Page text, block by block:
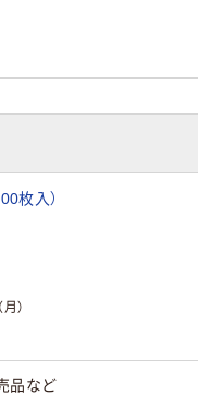
枚入）
）
品など